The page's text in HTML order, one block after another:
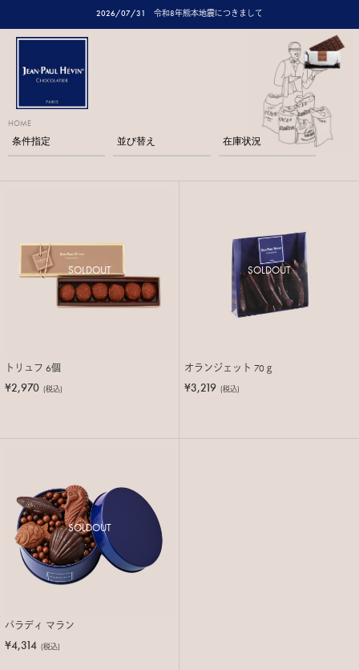
2026/07/31 令和8年熊本地震につきまして
HOME
条件指定 並び替え 在庫状況
SOLDOUT
トリュフ 6個
¥2,970 (税込)
SOLDOUT
オランジェット 70ｇ
¥3,219 (税込)
SOLDOUT
パラディ マラン
¥4,314 (税込)